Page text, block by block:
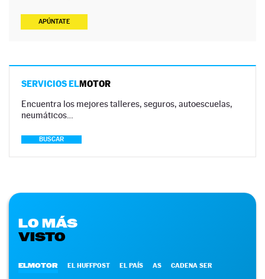
APÚNTATE
SERVICIOS ELMOTOR
Encuentra los mejores talleres, seguros, autoescuelas,
neumáticos…
BUSCAR
LO MÁS
VISTO
ELMOTOR EL HUFFPOST EL PAÍS AS CADENA SER